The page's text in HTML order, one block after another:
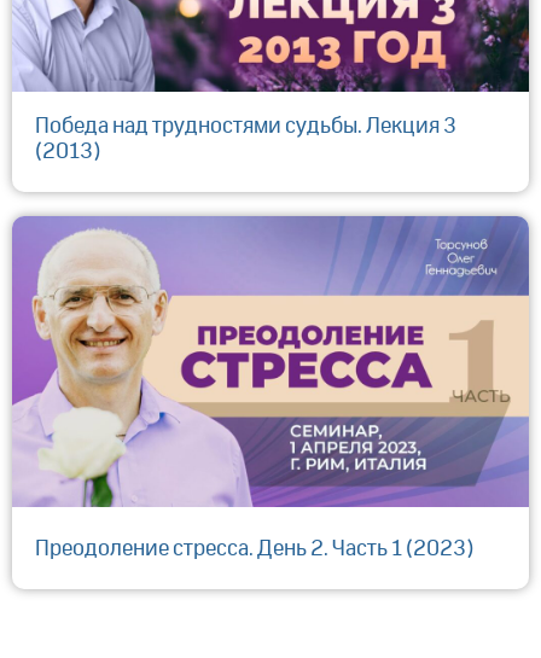
Победа над трудностями судьбы. Лекция 3
(2013)
Преодоление стресса. День 2. Часть 1 (2023)